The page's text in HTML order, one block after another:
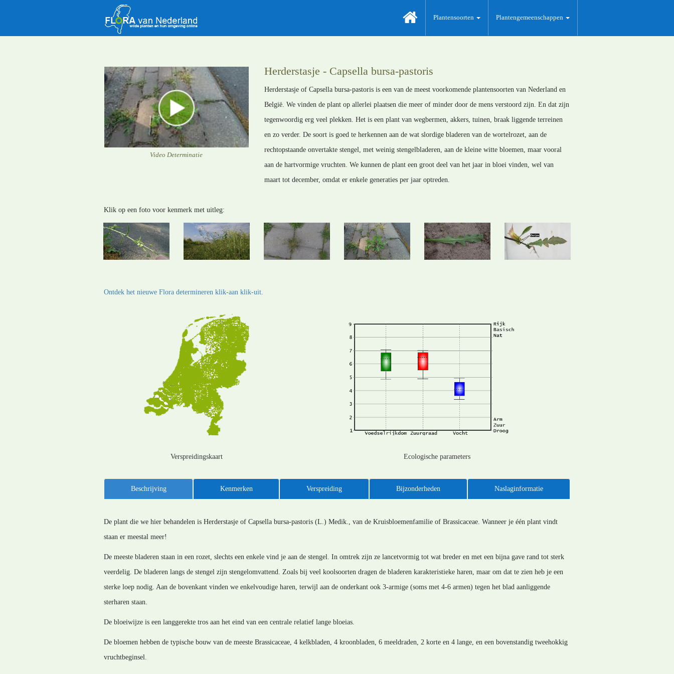
Plantensoorten Plantengemeenschappen
Video Determinatie
Herderstasje - Capsella bursa-pastoris
Herderstasje of Capsella bursa-pastoris is een van de meest voorkomende plantensoorten van Nederland en
België. We vinden de plant op allerlei plaatsen die meer of minder door de mens verstoord zijn. En dat zijn
tegenwoordig erg veel plekken. Het is een plant van wegbermen, akkers, tuinen, braak liggende terreinen
en zo verder. De soort is goed te herkennen aan de wat slordige bladeren van de wortelrozet, aan de
rechtopstaande onvertakte stengel, met weinig stengelbladeren, aan de kleine witte bloemen, maar vooral
aan de hartvormige vruchten. We kunnen de plant een groot deel van het jaar in bloei vinden, wel van
maart tot december, omdat er enkele generaties per jaar optreden.
Klik op een foto voor kenmerk met uitleg:
Ontdek het nieuwe Flora determineren klik-aan klik-uit.
Verspreidingskaart Ecologische parameters
Beschrijving Kenmerken Verspreiding Bijzonderheden Naslaginformatie
De plant die we hier behandelen is Herderstasje of Capsella bursa-pastoris (L.) Medik., van de Kruisbloemenfamilie of Brassicaceae. Wanneer je één plant vindt
staan er meestal meer!
De meeste bladeren staan in een rozet, slechts een enkele vind je aan de stengel. In omtrek zijn ze lancetvormig tot wat breder en met een bijna gave rand tot sterk
veerdelig. De bladeren langs de stengel zijn stengelomvattend. Zoals bij veel koolsoorten dragen de bladeren karakteristieke haren, maar om dat te zien heb je een
sterke loep nodig. Aan de bovenkant vinden we enkelvoudige haren, terwijl aan de onderkant ook 3-armige (soms met 4-6 armen) tegen het blad aanliggende
sterharen staan.
De bloeiwijze is een langgerekte tros aan het eind van een centrale relatief lange bloeias.
De bloemen hebben de typische bouw van de meeste Brassicaceae, 4 kelkbladen, 4 kroonbladen, 6 meeldraden, 2 korte en 4 lange, en een bovenstandig tweehokkig
vruchtbeginsel.